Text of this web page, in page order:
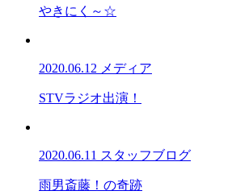
やきにく～☆
2020.06.12 メディア
STVラジオ出演！
2020.06.11 スタッフブログ
雨男斎藤！の奇跡